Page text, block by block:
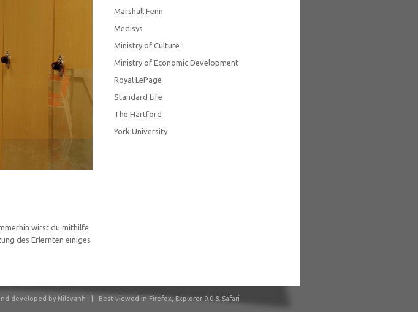
wirst du mithilfe
des Erlernten einiges
Marshall Fenn
Medisys
Ministry of Culture
Ministry of Economic Development
Royal LePage
Standard Life
The Hartford
York University
developed by Nilavanh | Best viewed in Firefox, Explorer 9.0 & Safari